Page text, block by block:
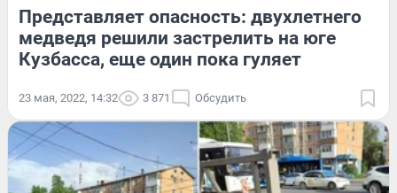
Представляет опасность: двухлетнего
медведя решили застрелить на юге
Кузбасса, еще один пока гуляет
23 мая, 2022, 14:32 3 871 Обсудить